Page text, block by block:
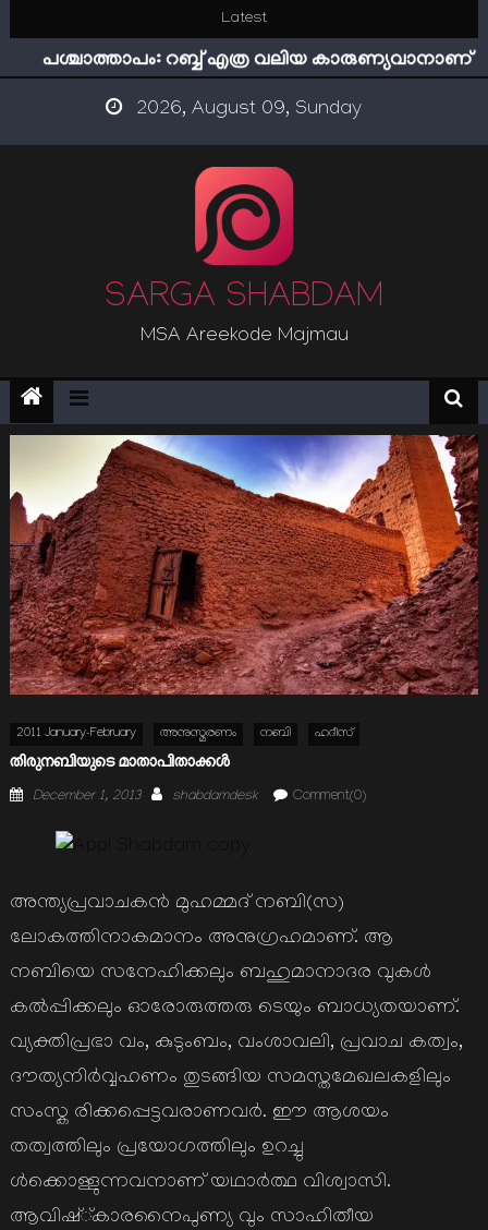
content
Latest
ഇമാം നവവി: അനന്തമായ നാൽപതാണ്ടുകൾ
പശ്ചാത്താപം: റബ്ബ് എത്ര വലിയ കാരുണ്യവാനാണ്
ഇന്ന് നേടിയാൽ ഇരട്ടി നേടാം
സൂക്ഷിക്കുക! കുറ്റകൃത്യങ്ങളാണിന്ന് ട്രെന്‍ഡ്
ഇമാം നവവി: അനന്തമായ നാൽപതാണ്ടുകൾ
2026, August 09, Sunday
SARGA SHABDAM
MSA Areekode Majmau
2011 January-February അനുസ്മരണം നബി ഹദീസ്
തിരുനബിയുടെ മാതാപിതാക്കള്‍
Posted
December 1, 2013 Author
shabdamdesk Comment(0)
അന്ത്യപ്രവാചകന്‍ മുഹമ്മദ് നബി(സ)
ലോകത്തിനാകമാനം അനുഗ്രഹമാണ്. ആ
നബിയെ സനേഹിക്കലും ബഹുമാനാദര വുകള്‍
കല്‍പ്പിക്കലും ഓരോരുത്തരു ടെയും ബാധ്യതയാണ്.
വ്യക്തിപ്രഭാ വം, കുടുംബം, വംശാവലി, പ്രവാച കത്വം,
ദൗത്യനിര്‍വ്വഹണം തുടങ്ങിയ സമസ്തമേഖലകളിലും
സംസ്ക രിക്കപ്പെട്ടവരാണവര്‍. ഈ ആശയം
തത്വത്തിലും പ്രയോഗത്തിലും ഉറച്ചു
ള്‍ക്കൊള്ളുന്നവനാണ് യഥാര്‍ത്ഥ വിശ്വാസി.
ആവിഷ്്കാരനൈപുണ്യ വും സാഹിതീയ